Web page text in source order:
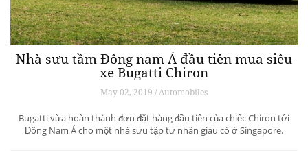
Nhà sưu tầm Đông nam Á đầu tiên mua siêu
xe Bugatti Chiron
May 02, 2019 / Automobiles
Bugatti vừa hoàn thành đơn đặt hàng đầu tiên của chiếc Chiron tới
Đông Nam Á cho một nhà sưu tập tư nhân giàu có ở Singapore.